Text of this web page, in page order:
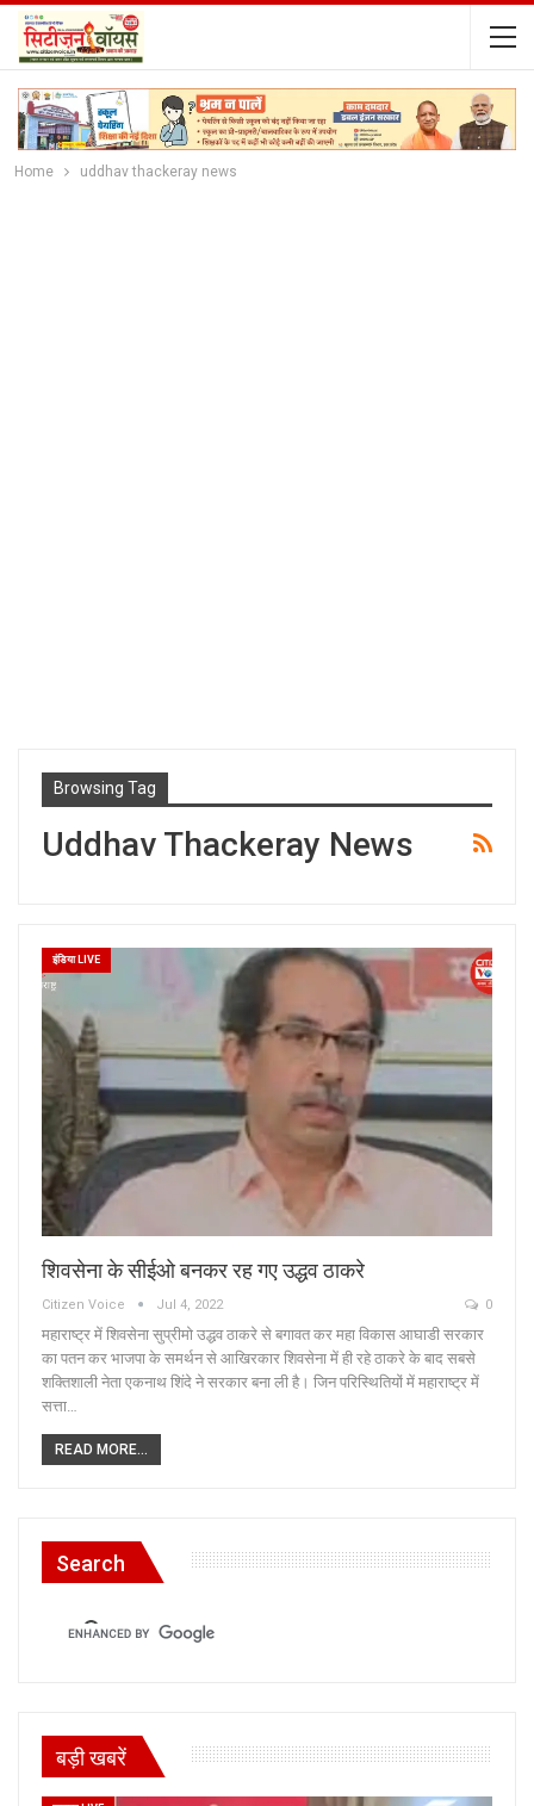
Home uddhav thackeray news
Browsing Tag
Uddhav Thackeray News
इंडिया LIVE
शिवसेना के सीईओ बनकर रह गए उद्धव ठाकरे
Citizen Voice Jul 4, 2022 0
महाराष्ट्र में शिवसेना सुप्रीमो उद्धव ठाकरे से बगावत कर महा विकास आघाडी सरकार
का पतन कर भाजपा के समर्थन से आखिरकार शिवसेना में ही रहे ठाकरे के बाद सबसे
शक्तिशाली नेता एकनाथ शिंदे ने सरकार बना ली है। जिन परिस्थितियों में महाराष्ट्र में
सत्ता…
READ MORE...
Search
बड़ी खबरें